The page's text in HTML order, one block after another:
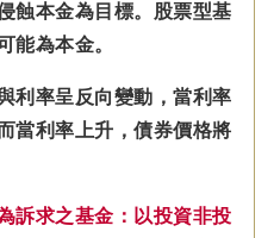
蝕本金為目標。股票型基
能為本金。
利率呈反向變動，當利率
當利率上升，債券價格將
訴求之基金：以投資非投